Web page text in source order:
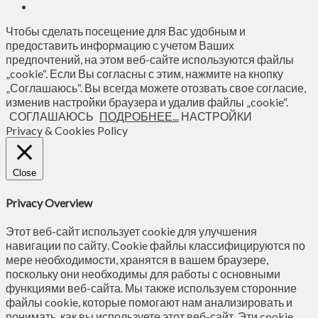
Чтобы сделать посещение для Вас удобным и
предоставить информацию с учетом Ваших
предпочтений, на этом веб-сайте используются файлы
„cookie“. Если Вы согласны с этим, нажмите на кнопку
„Соглашаюсь“. Вы всегда можете отозвать свое согласие,
изменив настройки браузера и удалив файлы „cookie“.
СОГЛАШАЮСЬ ПОДРОБНЕЕ... НАСТРОЙКИ
Privacy & Cookies Policy
Close
Privacy Overview
Этот веб-сайт использует cookie для улучшения
навигации по сайту. Сookie файлы классифицируются по
мере необходимости, хранятся в вашем браузере,
поскольку они необходимы для работы с основными
функциями веб-сайта. Мы также используем сторонние
файлы cookie, которые помогают нам анализировать и